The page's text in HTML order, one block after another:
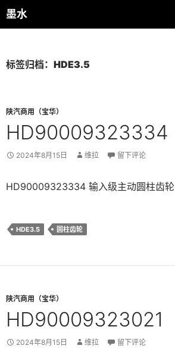
跳
至
墨水
搜
索
标签归档：HDE3.5
陕汽商用（宝华）
HD90009323334
2024年8月15日 维拉 留下评论
HD90009323334 输入级主动圆柱齿轮
HDE3.5 圆柱齿轮
陕汽商用（宝华）
HD90009323021
2024年8月15日 维拉 留下评论